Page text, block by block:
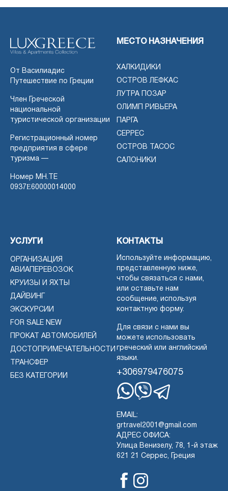
От Василиадис
Путешествие по Греции
Член Греческой
национальной
туристической организации
Регистрационный номер
предприятия в сфере
туризма —
Номер MH.TE
0937Ε60000014000
МЕСТО НАЗНАЧЕНИЯ
ХАЛКИДИКИ
ОСТРОВ ЛЕФКАС
ЛУТРА ПОЗАР
ОЛИМП РИВЬЕРА
ПАРГА
СЕРРЕС
ОСТРОВ ТАСОС
САЛОНИКИ
УСЛУГИ
ОРГАНИЗАЦИЯ
АВИАПЕРЕВОЗОК
КРУИЗЫ И ЯХТЫ
ДАЙВИНГ
ЭКСКУРСИИ
FOR SALE NEW
ПРОКАТ АВТОМОБИЛЕЙ
ДОСТОПРИМЕЧАТЕЛЬНОСТИ
ТРАНСФЕР
БЕЗ КАТЕГОРИИ
КОНТАКТЫ
Используйте информацию,
представленную ниже,
чтобы связаться с нами,
или оставьте нам
сообщение, используя
контактную форму.
Для связи с нами вы
можете использовать
греческий или английский
языки.
+306979476075
EMAIL:
grtravel2001@gmail.com
АДРЕС ОФИСА:
Улица Венизелу, 78, 1-й этаж
621 21 Серрес, Греция